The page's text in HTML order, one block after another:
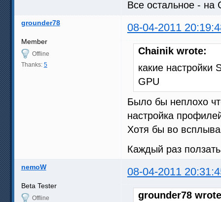
Все остальное - на
grounder78 08-04-2011
Member
Offline
Thanks: 5
Chainik wrote:
какие настройки
GPU
Было бы неплохо
настройка
Хотя бы во
Каждый раз
nemoW 08-04-2011
Beta Tester
Offline
grounder78